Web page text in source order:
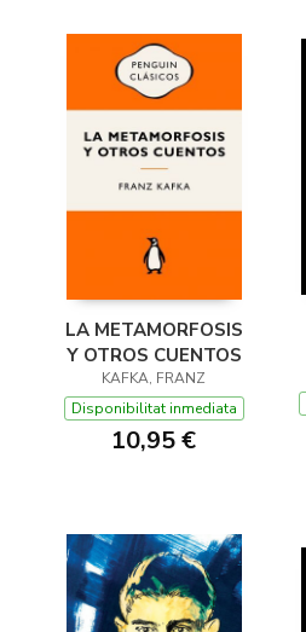
LA METAMORFOSIS
Y OTROS CUENTOS
KAFKA, FRANZ
Disponibilitat inmediata
10,95 €